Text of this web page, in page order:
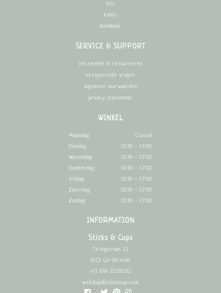
kits
kado's
handmade
SERVICE & SUPPORT
verzenden & retourneren
veelgestelde vragen
algemene voorwaarden
privacy statememt
WINKEL
Maandag:
Closed
Dinsdag:
10:30 - 17:00
Woensdag:
10:30 - 17:00
Donderdag:
10:30 - 17:00
Vrijdag:
10:30 - 17:00
Zaterdag:
10:30 - 17:00
Zondag:
10:30 - 17:00
INFORMATION
Sticks & Cups
Telingstraat 11
3512 GV Utrecht
+31 (0)6 15236252
webshop@stickscups.com